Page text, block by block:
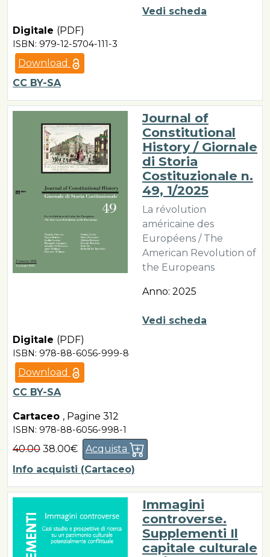
Vedi scheda
Digitale (PDF)
ISBN: 979-12-5704-111-3
Download
CC BY-SA
Journal of
Constitutional
History / Giornale
di Storia
Costituzionale n.
49, 1/2025
La révolution
américaine des
Européens / The
American Revolution of
the Europeans
Anno: 2025
Vedi scheda
Digitale (PDF)
ISBN: 978-88-6056-999-8
Download
CC BY-SA
Cartaceo , Pagine 312
ISBN: 978-88-6056-998-1
40.00 38.00€
Acquista
Info acquisti (Cartaceo)
Immagini
controverse.
Supplementi Il
capitale culturale